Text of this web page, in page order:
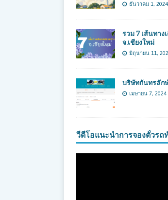
ธันวาคม 1, 2024
รวม 7 เส้นทาง
จ.เชียงใหม่
มิถุนายน 11,
บริษัทกันทรลัก
เมษายน 7, 2024
วีดีโอแนะนำการจองตั๋วรถ